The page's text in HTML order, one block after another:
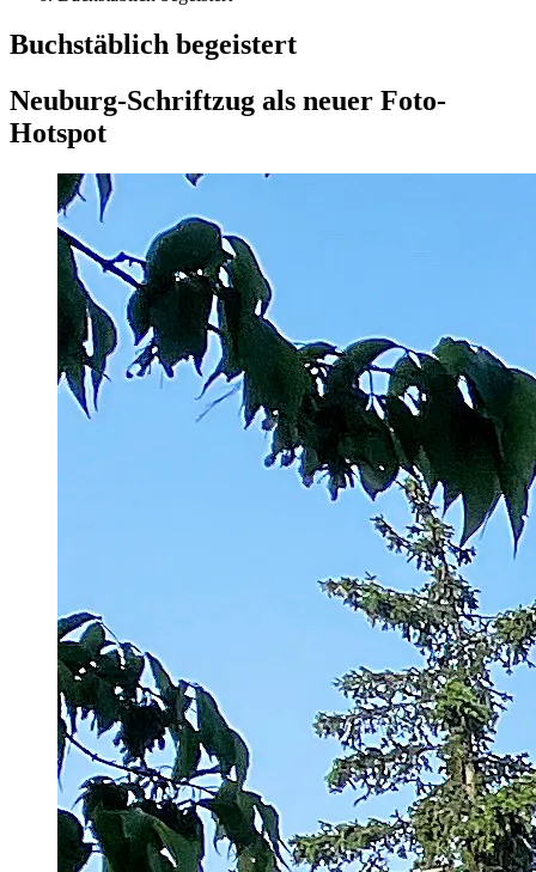
Buchstäblich begeistert
Neuburg-Schriftzug als neuer Foto-
Hotspot